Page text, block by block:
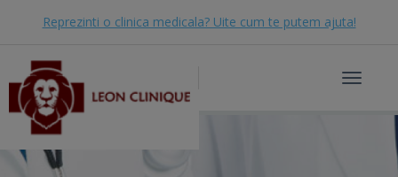
Reprezinti o clinica medicala? Uite cum te putem ajuta!
Toggle